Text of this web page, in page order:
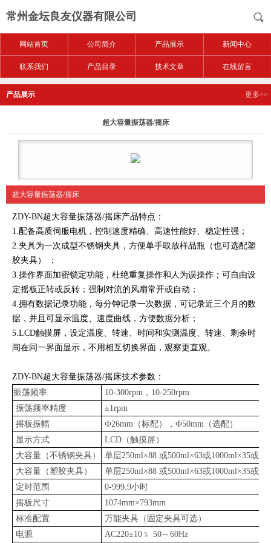
常州金坛良友仪器有限公司
网站首页 公司简介 产品展示 新闻中心
联系我们 产品目录 技术文章 在线留言
产品展示 更多>>
超大容量振荡器/摇床
超大容量振荡器/摇床
ZDY-BN超大容量振荡器/摇床产品特点：
1.配备高质伺服电机，控制速度精确、高速性能好、稳定性强；
2.夹具为一次成型不锈钢夹具，方便单手取放样品瓶（也可选配塑
胶夹具） ；
3.操作界面加密锁定功能，杜绝重复操作和人为误操作；可自由设
定摇板正转或反转；强制对流的风扇常开或自动；
4.拥有数据记录功能，每分钟记录一次数据，可记录近三个月的数
据，并且可显示温度、速度曲线，方便数据分析；
5.LCD触摸屏，设定温度、转速、时间和实测温度、转速、剩余时
间在同一界面显示，不用相互切换界面，观察更直观。
ZDY-BN超大容量振荡器/摇床技术参数：
振荡频率
10-300rpm，10-250rpm
振荡频率精度
±1rpm
摇板振幅
Ф26mm（标配），Ф50mm（选配）
显示方式
LCD（触摸屏）
大容量（不锈钢夹具）
单层250ml×88 或500ml×63或1000ml×35或
大容量（塑胶夹具）
单层250ml×88 或500ml×63或1000ml×35或
定时范围
0-999.9小时
摇板尺寸
1074mm×793mm
标准配置
万能夹具（固定夹具可选）
电源
AC220±10﹪ 50～60Hz